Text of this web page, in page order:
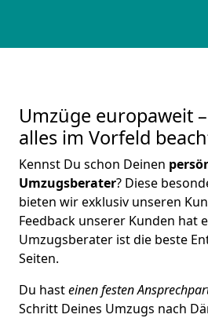
Umzüge europaweit
alles im Vorfeld
Kennst Du schon Deinen
Umzugsberater? Diese
bieten wir exklusiv unseren
Feedback unserer Kunden hat
Umzugsberater ist die beste
Seiten.
Du hasteinen festen
Schritt Deines Umzugs nach